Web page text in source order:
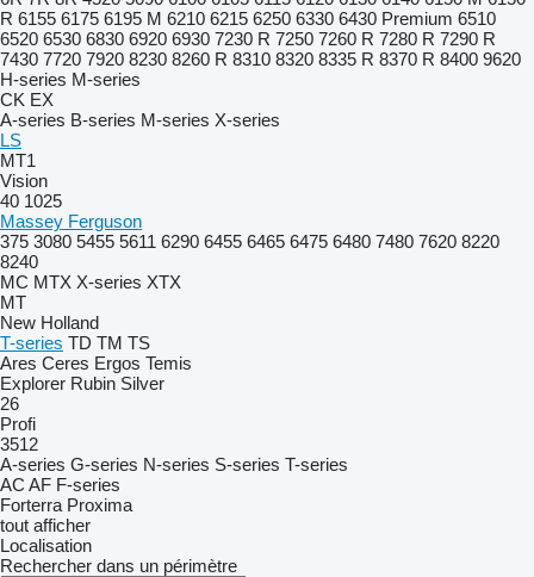
R 6155 6175 6195 M 6210 6215 6250 6330 6430 Premium 6510
6520 6530 6830 6920 6930 7230 R 7250 7260 R 7280 R 7290 R
7430 7720 7920 8230 8260 R 8310 8320 8335 R 8370 R 8400 9620
H-series M-series
CK EX
A-series B-series M-series X-series
LS
MT1
Vision
40 1025
Massey Ferguson
375 3080 5455 5611 6290 6455 6465 6475 6480 7480 7620 8220
8240
MC MTX X-series XTX
MT
New Holland
T-series TD TM TS
Ares Ceres Ergos Temis
Explorer Rubin Silver
26
Profi
3512
A-series G-series N-series S-series T-series
AC AF F-series
Forterra Proxima
tout afficher
Localisation
Rechercher dans un périmètre